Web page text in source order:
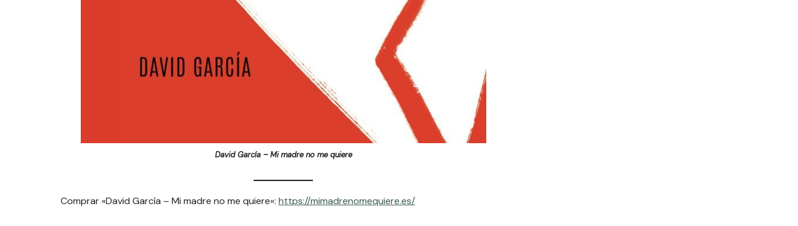
David García – Mi madre no me quiere
Comprar «David García – Mi madre no me quiere»: https://mimadrenomequiere.es/